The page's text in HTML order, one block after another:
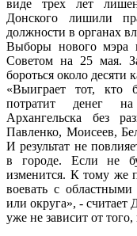
виде трех лет
Донского лишили
должности в органах
Выборы нового мэра
Советом на 25 мая.
бороться около десяти
«Выиграет тот, кто
потратит денег
Архангельска без
Павленко, Моисеев,
И результат не
в городе. Если не
изменится. К тому же
воевать с
или округа», - считает
уже не зависит от